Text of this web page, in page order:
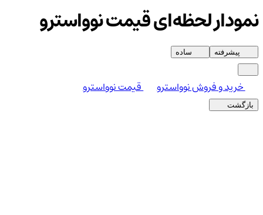
نمودار لحظه‌ای قیمت نوواسترو
پیشرفته ساده
خرید و فروش نوواسترو قیمت نوواسترو
بازگشت